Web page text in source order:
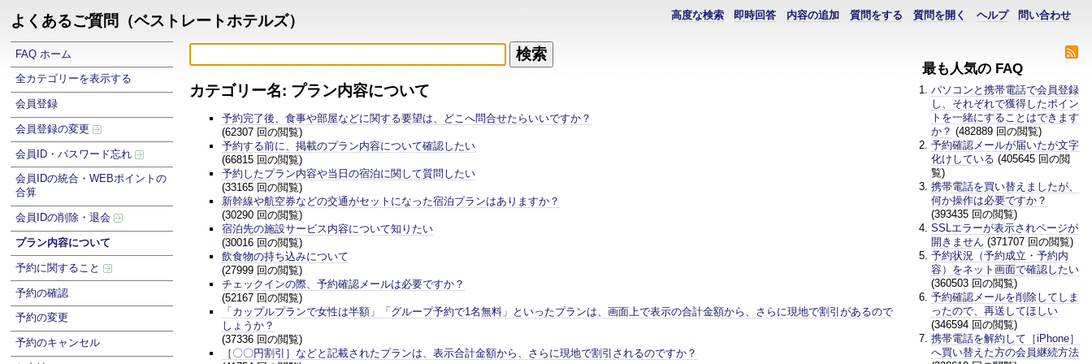
よくあるご質問（ベストレートホテルズ） 問い合わせ
ヘルプ
質問を開く
質問をする
内容の追加
即時回答
高度な検索
FAQ ホーム
全カテゴリーを表示する
会員登録
会員登録の変更
会員ID・パスワード忘れ
会員IDの統合・WEBポイントの
合算
会員IDの削除・退会
プラン内容について
予約に関すること
予約の確認
予約の変更
予約のキャンセル
最も人気の FAQ
パソコンと携帯電話で会員登録
し、それぞれで獲得したポイン
トを一緒にすることはできます
か？ (482889 回の閲覧)
予約確認メールが届いたが文字
化けしている (405645 回の閲
覧)
携帯電話を買い替えましたが、
何か操作は必要ですか？
(393435 回の閲覧)
SSLエラーが表示されページが
開きません (371707 回の閲覧)
予約状況（予約成立・予約内
容）をネット画面で確認したい
(360503 回の閲覧)
予約確認メールを削除してしま
ったので、再送してほしい
(346594 回の閲覧)
携帯電話を解約して［iPhone］
へ買い替えた方の会員継続方法
カテゴリー名: プラン内容について
予約完了後、食事や部屋などに関する要望は、どこへ問合せたらいいですか？
(62307 回の閲覧)
予約する前に、掲載のプラン内容について確認したい
(66815 回の閲覧)
予約したプラン内容や当日の宿泊に関して質問したい
(33165 回の閲覧)
新幹線や航空券などの交通がセットになった宿泊プランはありますか？
(30290 回の閲覧)
宿泊先の施設サービス内容について知りたい
(30016 回の閲覧)
飲食物の持ち込みについて
(27999 回の閲覧)
チェックインの際、予約確認メールは必要ですか？
(52167 回の閲覧)
「カップルプランで女性は半額」「グループ予約で1名無料」といったプランは、画面上で表示の合計金額から、さらに現地で割引があるので
しょうか？
(37336 回の閲覧)
［〇〇円割引］などと記載されたプランは、表示合計金額から、さらに現地で割引されるのですか？